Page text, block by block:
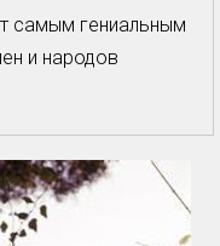
самым гениальным
и народов